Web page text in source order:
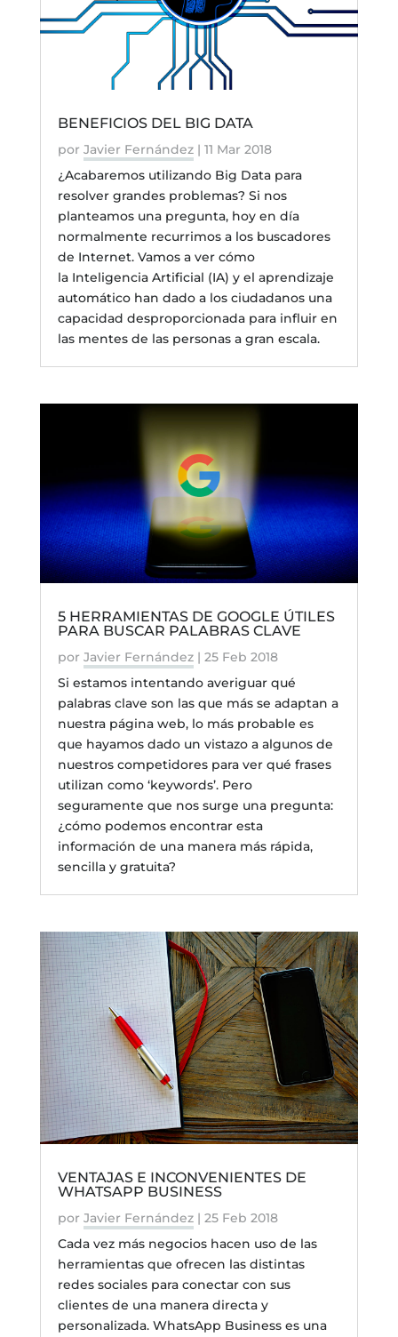
BENEFICIOS DEL BIG DATA
por Javier Fernández| 11 Mar 2018
¿Acabaremos utilizando Big Data para
resolver grandes problemas? Si nos
planteamos una pregunta, hoy en día
normalmente recurrimos a los buscadores
de Internet. Vamos a ver cómo
la Inteligencia Artificial (IA) y el aprendizaje
automático han dado a los ciudadanos una
capacidad desproporcionada para influir en
las mentes de las personas a gran escala.
5 HERRAMIENTAS DE GOOGLE ÚTILES
PARA BUSCAR PALABRAS CLAVE
por Javier Fernández| 25 Feb 2018
Si estamos intentando averiguar qué
palabras clave son las que más se adaptan a
nuestra página web, lo más probable es
que hayamos dado un vistazo a algunos de
nuestros competidores para ver qué frases
utilizan como ‘keywords’. Pero
seguramente que nos surge una pregunta:
¿cómo podemos encontrar esta
información de una manera más rápida,
sencilla y gratuita?
VENTAJAS E INCONVENIENTES DE
WHATSAPP BUSINESS
por Javier Fernández| 25 Feb 2018
Cada vez más negocios hacen uso de las
herramientas que ofrecen las distintas
redes sociales para conectar con sus
clientes de una manera directa y
personalizada. WhatsApp Business es una